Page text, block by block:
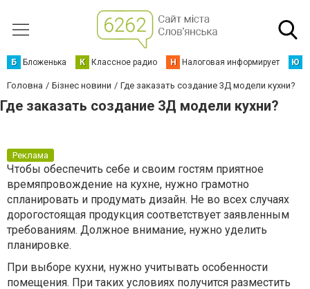
Б Бложенька К Классное радио Н Налоговая информирует Ю
Головна Бізнес новини Где заказать создание 3Д модели кухни?
Где заказать создание 3Д модели кухни?
Реклама
Чтобы обеспечить себе и своим гостям приятное
времяпровождение на кухне, нужно грамотно
спланировать и продумать дизайн. Не во всех случаях
дорогостоящая продукция соответствует заявленным
требованиям. Должное внимание, нужно уделить
планировке.
При выборе кухни, нужно учитывать особенности
помещения. При таких условиях получится разместить